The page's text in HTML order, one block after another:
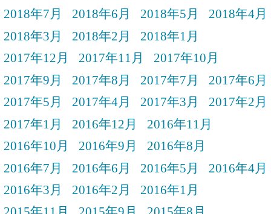
2018年7月
2018年6月 2018年5月
2018年4月
2018年3月
2018年2月
2018年1月
2017年12月
2017年11月
2017年10月
2017年9月
2017年8月 2017年7月
2017年6月
2017年5月
2017年4月 2017年3月
2017年2月
2017年1月
2016年12月
2016年11月
2016年10月
2016年9月
2016年8月
2016年7月
2016年6月 2016年5月
2016年4月
2016年3月
2016年2月
2016年1月